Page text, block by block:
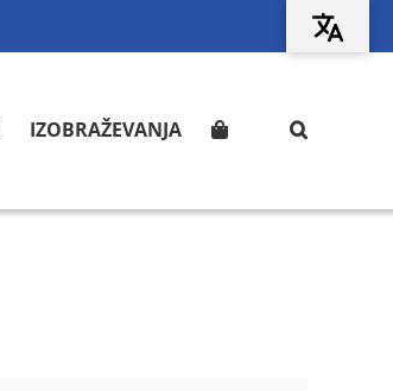
IZOBRAŽEVANJA